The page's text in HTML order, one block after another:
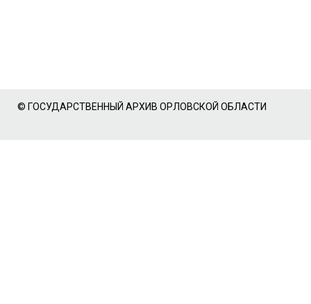
© ГОСУДАРСТВЕННЫЙ АРХИВ ОРЛОВСКОЙ ОБЛАСТИ